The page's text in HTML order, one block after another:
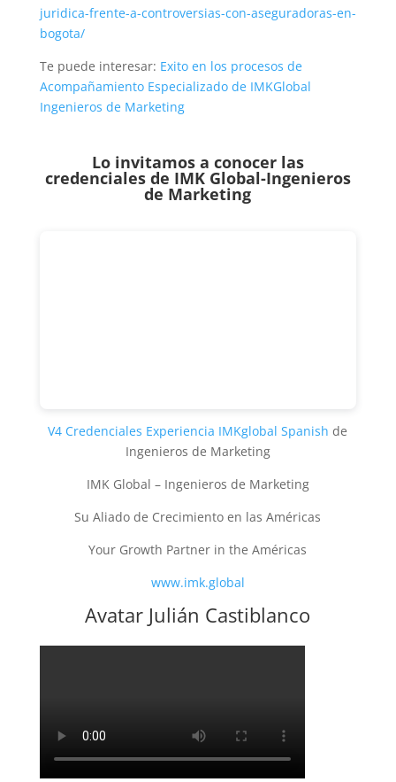
juridica-frente-a-controversias-con-aseguradoras-en-
bogota/
Te puede interesar: Exito en los procesos de
Acompañamiento Especializado de IMKGlobal
Ingenieros de Marketing
Lo invitamos a conocer las
credenciales de IMK Global-Ingenieros
de Marketing
V4 Credenciales Experiencia IMKglobal Spanish de
Ingenieros de Marketing
IMK Global – Ingenieros de Marketing
Su Aliado de Crecimiento en las Américas
Your Growth Partner in the Américas
www.imk.global
Avatar Julián Castiblanco